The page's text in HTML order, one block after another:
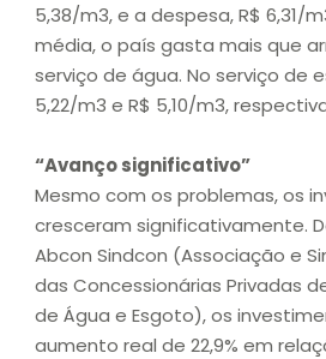
5,38/m3, e a despesa, R$ 6,31/
média, o país gasta mais que
serviço de água. No serviço de
5,22/m3 e R$ 5,10/m3,
“Avanço significativo”
Mesmo com os problemas, os
cresceram significativamente.
Abcon Sindcon (Associação e
das Concessionárias Privadas
de Água e Esgoto), os
aumento real de 22,9% em